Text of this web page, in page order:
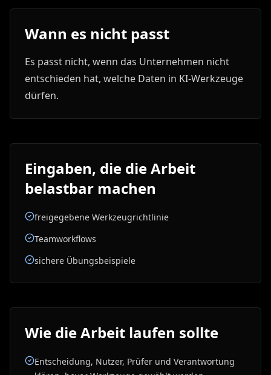
Wann es nicht passt
Es passt nicht, wenn das Unternehmen nicht
entschieden hat, welche Daten in KI-Werkzeuge
dürfen.
Eingaben, die die Arbeit
belastbar machen
freigegebene Werkzeugrichtlinie
Teamworkflows
sichere Übungsbeispiele
Wie die Arbeit laufen sollte
Entscheidung, Nutzer, Prüfer und Verantwortung